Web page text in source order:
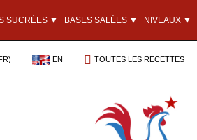
SUCRÉES ▼ BASES SALÉES ▼ NIVEAUX ▼
EN TOUTES LES RECETTES